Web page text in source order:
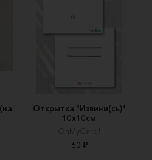
Открытка "Извини(сь)"
10х10см
OhMyCard!
60 ₽